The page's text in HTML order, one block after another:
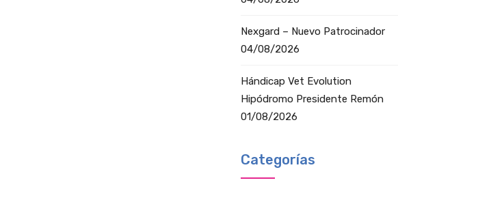
Nexgard – Nuevo Patrocinador
04/08/2026
Hándicap Vet Evolution
Hipódromo Presidente Remón
01/08/2026
Categorías